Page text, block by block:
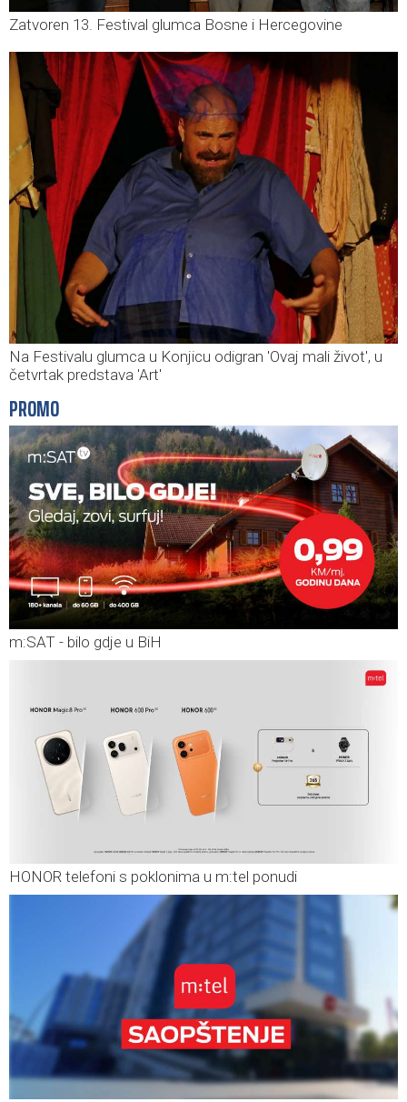
Zatvoren 13. Festival glumca Bosne i Hercegovine
Na Festivalu glumca u Konjicu odigran 'Ovaj mali život', u
četvrtak predstava 'Art'
PROMO
m:SAT - bilo gdje u BiH
HONOR telefoni s poklonima u m:tel ponudi